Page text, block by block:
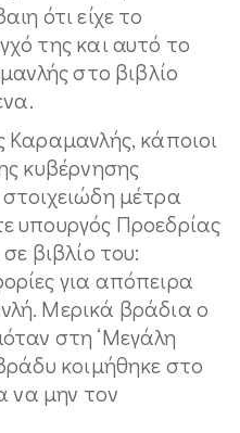
ότι είχε το
της και αυτό το
στο βιβλίο
Καραμανλής, κάποιοι
κυβέρνησης
μέτρα
υπουργός Προεδρίας
βιβλίο του:
για απόπειρα
Μερικά βράδια ο
στη ‘Μεγάλη
κοιμήθηκε στο
να μην τον